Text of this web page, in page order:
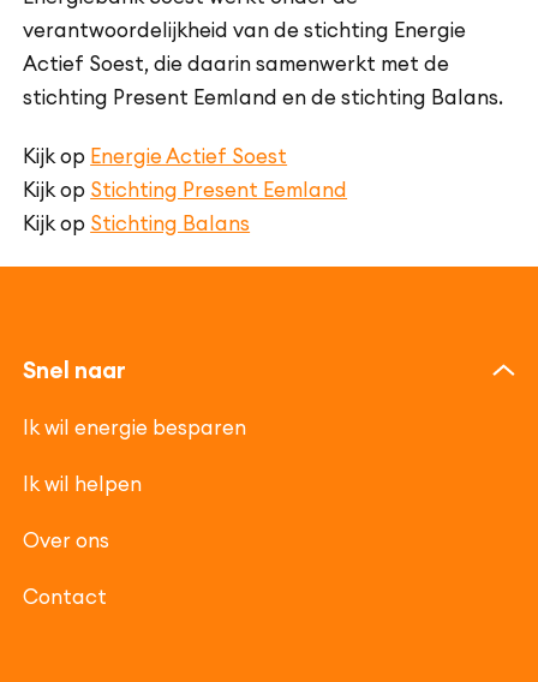
verantwoordelijkheid van de stichting Energie
Actief Soest, die daarin samenwerkt met de
stichting Present Eemland en de stichting Balans.
Kijk op Energie Actief Soest
Kijk op Stichting Present Eemland
Kijk op Stichting Balans
Snel naar
Ik wil energie besparen
Ik wil helpen
Over ons
Contact